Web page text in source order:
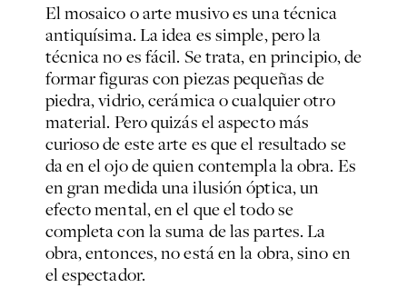
El mosaico o arte musivo es una técnica
antiquísima. La idea es simple, pero la
técnica no es fácil. Se trata, en principio, de
formar figuras con piezas pequeñas de
piedra, vidrio, cerámica o cualquier otro
material. Pero quizás el aspecto más
curioso de este arte es que el resultado se
da en el ojo de quien contempla la obra. Es
en gran medida una ilusión óptica, un
efecto mental, en el que el todo se
completa con la suma de las partes. La
obra, entonces, no está en la obra, sino en
el espectador.